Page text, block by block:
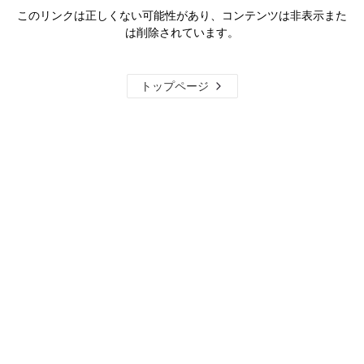
このリンクは正しくない可能性があり、コンテンツは非表示また
は削除されています。
トップページ